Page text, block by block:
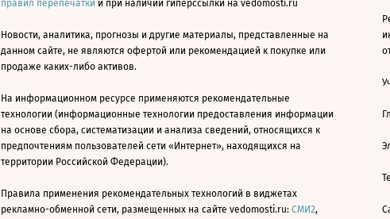
правил перепечатки и при наличии гиперссылки на vedomosti.ru
Новости, аналитика, прогнозы и другие материалы, представленные на
данном сайте, не являются офертой или рекомендацией к покупке или
продаже каких-либо активов.
На информационном ресурсе применяются рекомендательные
технологии (информационные технологии предоставления информации
на основе сбора, систематизации и анализа сведений, относящихся к
предпочтениям пользователей сети «Интернет», находящихся на
территории Российской Федерации).
Правила применения рекомендательных технологий в виджетах
рекламно-обменной сети, размещенных на сайте vedomosti.ru: СМИ2,